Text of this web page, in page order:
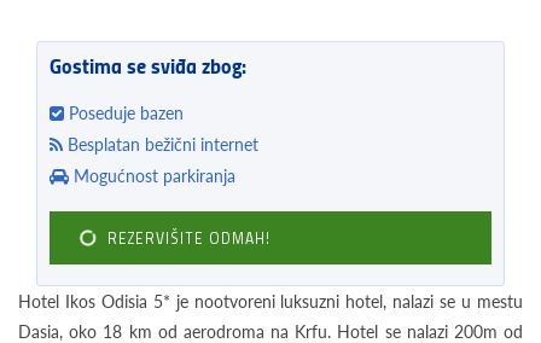
Gostima se sviđa zbog:
Poseduje bazen
Besplatan bežični internet
Mogućnost parkiranja
REZERVIŠITE ODMAH!
Hotel Ikos Odisia 5* je nootvoreni luksuzni hotel, nalazi se u mestu
Dasia, oko 18 km od aerodroma na Krfu. Hotel se nalazi 200m od